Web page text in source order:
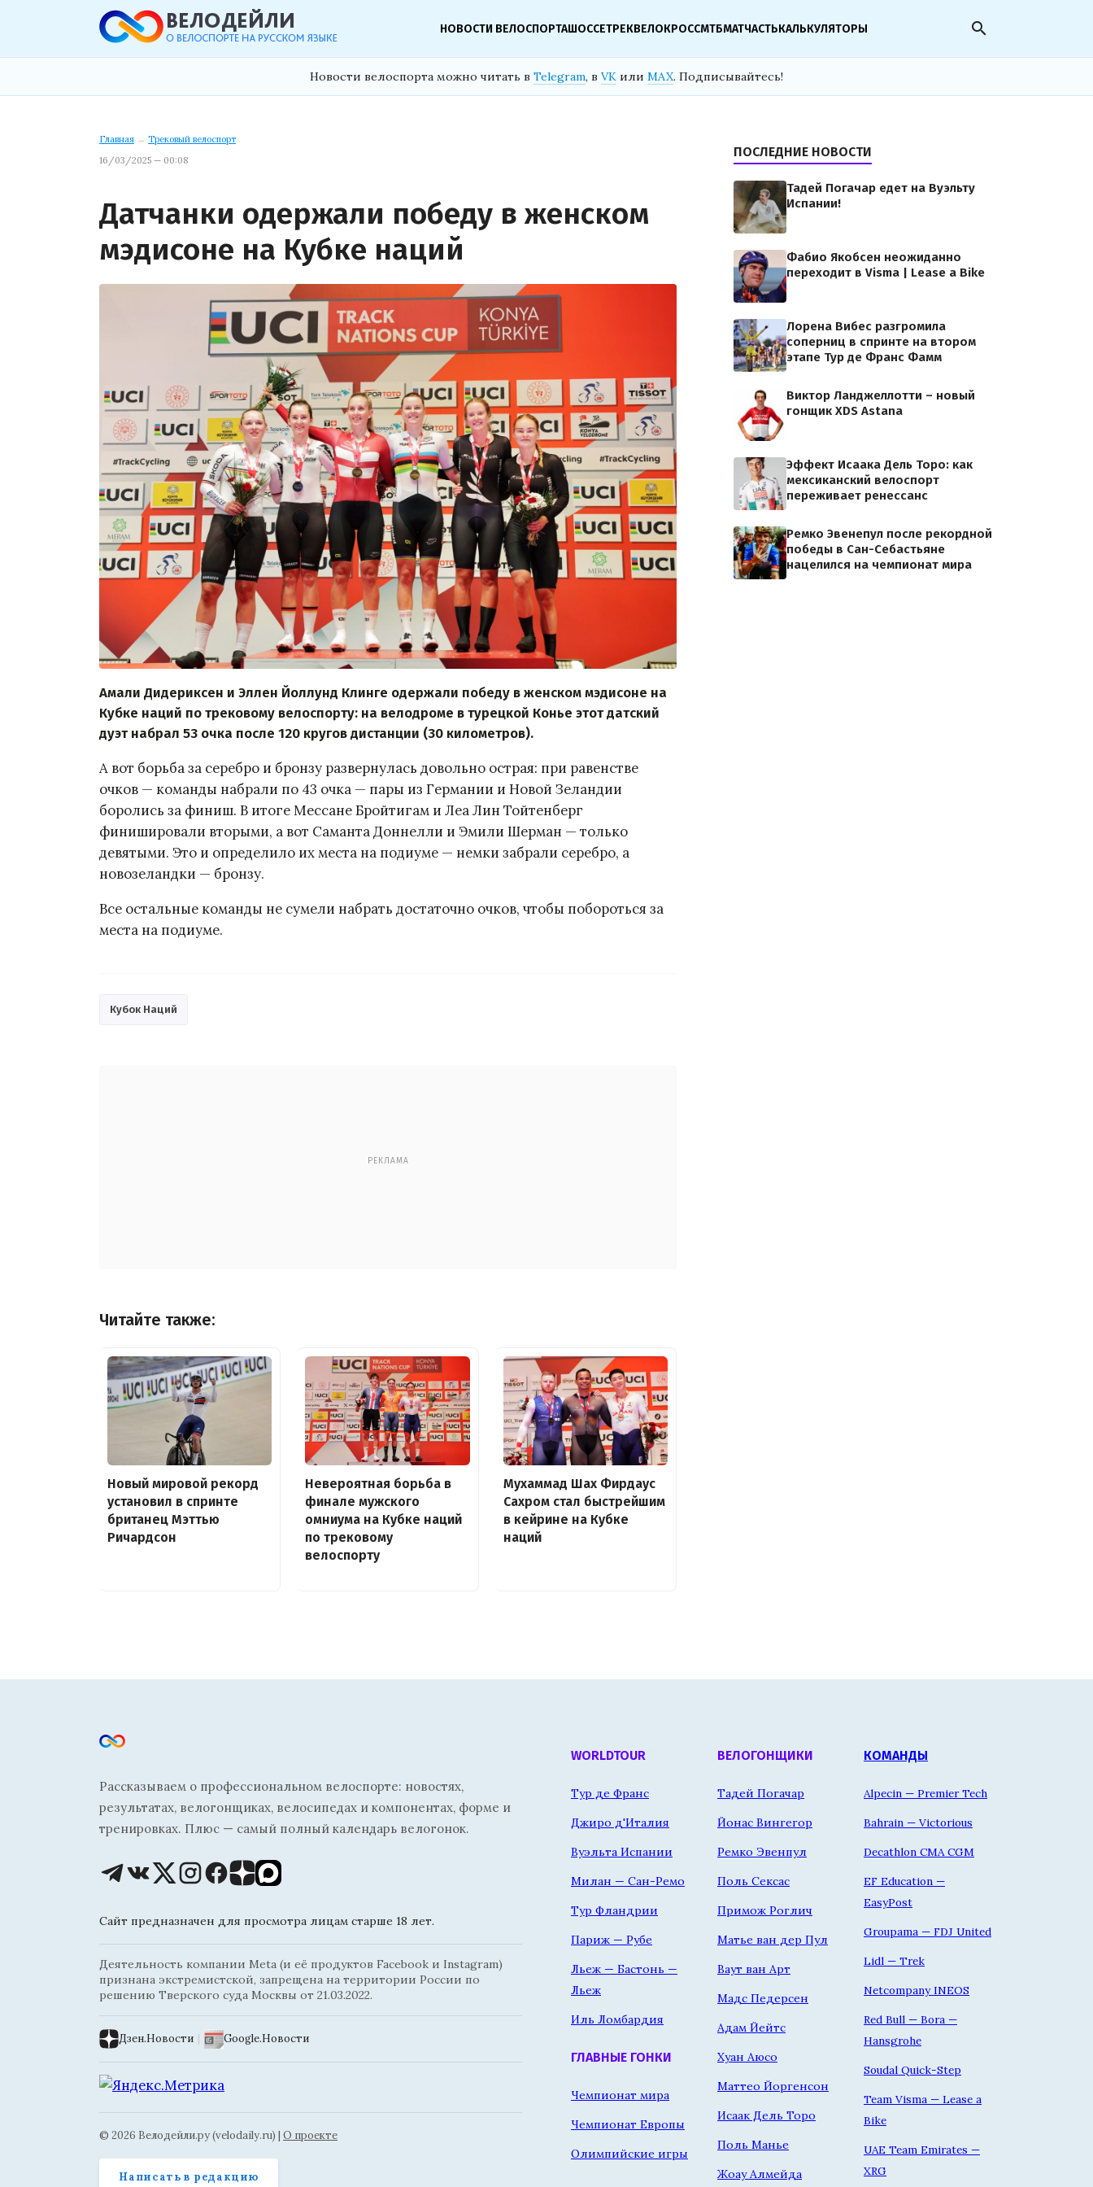
НОВОСТИ ВЕЛОСПОРТАШОССЕТРЕКВЕЛОКРОССМТБМАТЧАСТЬКАЛЬКУЛЯТОРЫ search
Новости велоспорта можно читать в Telegram, в VK или MAX. Подписывайтесь!
Главная → Трековый велоспорт
16/03/2025 — 00:08
Датчанки одержали победу в женском
мэдисоне на Кубке наций
Амали Дидериксен и Эллен Йоллунд Клинге одержали победу в женском мэдисоне на
Кубке наций по трековому велоспорту: на велодроме в турецкой Конье этот датский
дуэт набрал 53 очка после 120 кругов дистанции (30 километров).
А вот борьба за серебро и бронзу развернулась довольно острая: при равенстве
очков — команды набрали по 43 очка — пары из Германии и Новой Зеландии
боролись за финиш. В итоге Мессане Бройтигам и Леа Лин Тойтенберг
финишировали вторыми, а вот Саманта Доннелли и Эмили Шерман — только
девятыми. Это и определило их места на подиуме — немки забрали серебро, а
новозеландки — бронзу.
Все остальные команды не сумели набрать достаточно очков, чтобы побороться за
места на подиуме.
Кубок Наций
РЕКЛАМА
Читайте также:
Новый мировой рекорд
установил в спринте
британец Мэттью
Ричардсон
Невероятная борьба в
финале мужского
омниума на Кубке наций
по трековому
велоспорту
Мухаммад Шах Фирдаус
Сахром стал быстрейшим
в кейрине на Кубке
наций
ПОСЛЕДНИЕ НОВОСТИ
Тадей Погачар едет на Вуэльту
Испании!
Фабио Якобсен неожиданно
переходит в Visma | Lease a Bike
Лорена Вибес разгромила
соперниц в спринте на втором
этапе Тур де Франс Фамм
Виктор Ланджеллотти – новый
гонщик XDS Astana
Эффект Исаака Дель Торо: как
мексиканский велоспорт
переживает ренессанс
Ремко Эвенепул после рекордной
победы в Сан-Себастьяне
нацелился на чемпионат мира
Рассказываем о профессиональном велоспорте: новостях,
результатах, велогонщиках, велосипедах и компонентах, форме и
тренировках. Плюс — самый полный календарь велогонок.
Сайт предназначен для просмотра лицам старше 18 лет.
Деятельность компании Meta (и её продуктов Facebook и Instagram)
признана экстремистской, запрещена на территории России по
решению Тверского суда Москвы от 21.03.2022.
Дзен.Новости | Google.Новости
© 2026 Велодейли.ру (velodaily.ru) | О проекте
Написать в редакцию
WORLDTOUR
Тур де Франс
Джиро д'Италия
Вуэльта Испании
Милан — Сан-Ремо
Тур Фландрии
Париж — Рубе
Льеж — Бастонь —
Льеж
Иль Ломбардия
ГЛАВНЫЕ ГОНКИ
Чемпионат мира
Чемпионат Европы
Олимпийские игры
ВЕЛОГОНЩИКИ
Тадей Погачар
Йонас Вингегор
Ремко Эвенпул
Поль Сексас
Примож Роглич
Матье ван дер Пул
Ваут ван Арт
Мадс Педерсен
Адам Йейтс
Хуан Аюсо
Маттео Йоргенсон
Исаак Дель Торо
Поль Манье
Жоау Алмейда
КОМАНДЫ
Alpecin — Premier Tech
Bahrain — Victorious
Decathlon CMA CGM
EF Education —
EasyPost
Groupama — FDJ United
Lidl — Trek
Netcompany INEOS
Red Bull — Bora —
Hansgrohe
Soudal Quick-Step
Team Visma — Lease a
Bike
UAE Team Emirates —
XRG